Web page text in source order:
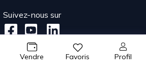
Vendre Favoris Profil
Suivez-nous sur